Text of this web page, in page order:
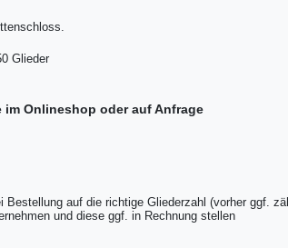
Glieder
im Onlineshop oder auf Anfrage
Bestellung auf die richtige Gliederzahl (vorher ggf.
und diese ggf. in Rechnung stellen